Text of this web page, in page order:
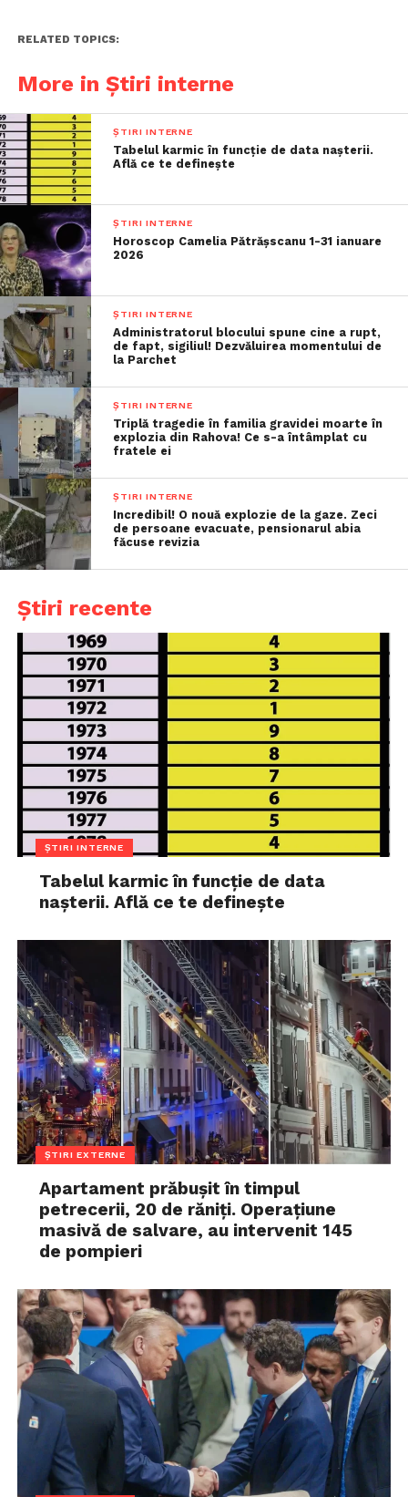
RELATED TOPICS:
More in Știri interne
ȘTIRI INTERNE
Tabelul karmic în funcție de data nașterii.
Află ce te definește
ȘTIRI INTERNE
Horoscop Camelia Pătrășscanu 1-31 ianuare
2026
ȘTIRI INTERNE
Administratorul blocului spune cine a rupt,
de fapt, sigiliul! Dezvăluirea momentului de
la Parchet
ȘTIRI INTERNE
Triplă tragedie în familia gravidei moarte în
explozia din Rahova! Ce s-a întâmplat cu
fratele ei
ȘTIRI INTERNE
Incredibil! O nouă explozie de la gaze. Zeci
de persoane evacuate, pensionarul abia
făcuse revizia
Știri recente
ȘTIRI INTERNE
Tabelul karmic în funcție de data
nașterii. Află ce te definește
ȘTIRI EXTERNE
Apartament prăbușit în timpul
petrecerii, 20 de răniți. Operațiune
masivă de salvare, au intervenit 145
de pompieri